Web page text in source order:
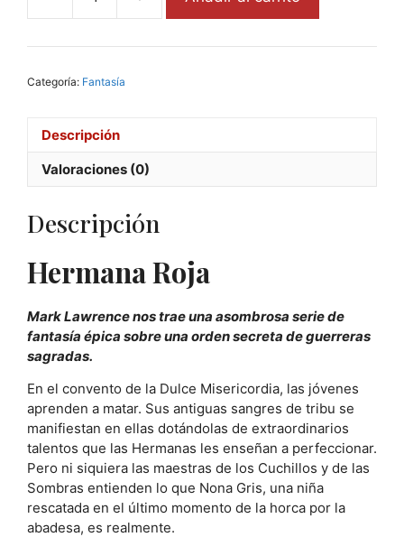
Hermana
Roja
cantidad
Categoría: Fantasía
Descripción
Valoraciones (0)
Descripción
Hermana Roja
Mark Lawrence nos trae una asombrosa serie de
fantasía épica sobre una orden secreta de guerreras
sagradas.
En el convento de la Dulce Misericordia, las jóvenes
aprenden a matar. Sus antiguas sangres de tribu se
manifiestan en ellas dotándolas de extraordinarios
talentos que las Hermanas les enseñan a perfeccionar.
Pero ni siquiera las maestras de los Cuchillos y de las
Sombras entienden lo que Nona Gris, una niña
rescatada en el último momento de la horca por la
abadesa, es realmente.